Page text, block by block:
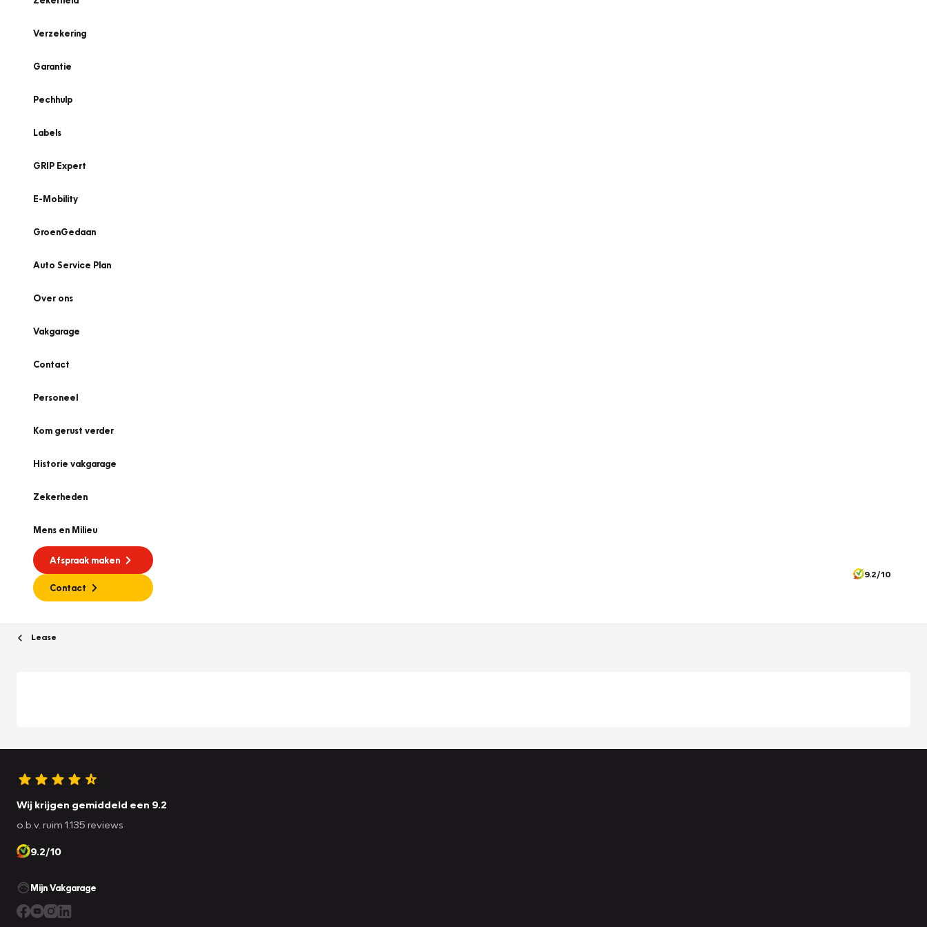
Verzekering
Garantie
Pechhulp
Labels
GRIP Expert
E-Mobility
GroenGedaan
Auto Service Plan
Over ons
Vakgarage
Contact
Personeel
Kom gerust verder
Historie vakgarage
Zekerheden
Mens en Milieu
Afspraak maken
Contact
9.2/10
Lease
Wij krijgen gemiddeld een 9.2
o.b.v. ruim 1.135 reviews
9.2/10
Mijn Vakgarage